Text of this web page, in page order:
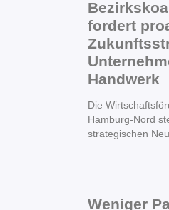
fordert
Handwerk
Die
Hamburg-Nord
strategischen
Weniger